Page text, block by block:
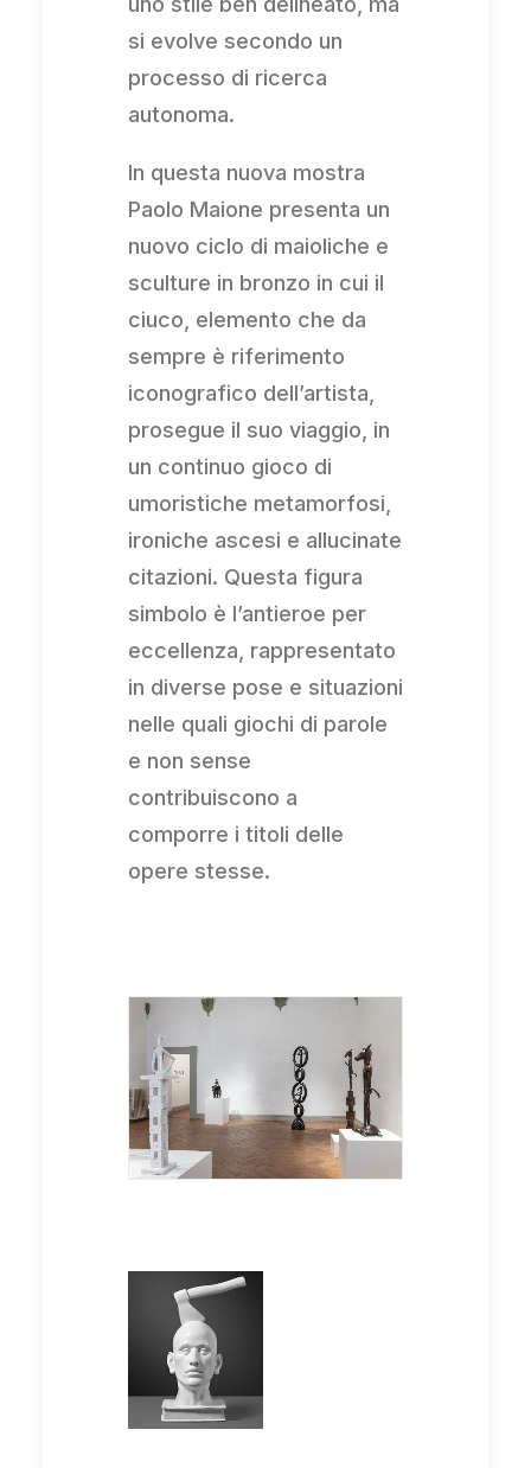
si evolve secondo un
processo di ricerca
autonoma.
In questa nuova mostra
Paolo Maione presenta un
nuovo ciclo di maioliche e
sculture in bronzo in cui il
ciuco, elemento che da
sempre è riferimento
iconografico dell’artista,
prosegue il suo viaggio, in
un continuo gioco di
umoristiche metamorfosi,
ironiche ascesi e allucinate
citazioni. Questa figura
simbolo è l’antieroe per
eccellenza, rappresentato
in diverse pose e situazioni
nelle quali giochi di parole
e non sense
contribuiscono a
comporre i titoli delle
opere stesse.